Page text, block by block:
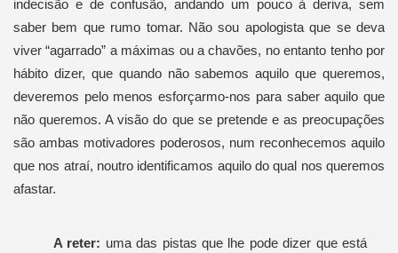
indecisão e de confusão, andando um pouco à deriva, sem
saber bem que rumo tomar. Não sou apologista que se deva
viver “agarrado” a máximas ou a chavões, no entanto tenho por
hábito dizer, que quando não sabemos aquilo que queremos,
deveremos pelo menos esforçarmo-nos para saber aquilo que
não queremos. A visão do que se pretende e as preocupações
são ambas motivadores poderosos, num reconhecemos aquilo
que nos atraí, noutro identificamos aquilo do qual nos queremos
afastar.
A reter: uma das pistas que lhe pode dizer que está